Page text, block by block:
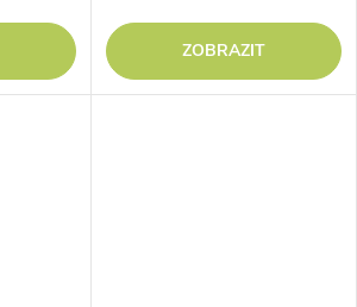
ZOBRAZIT